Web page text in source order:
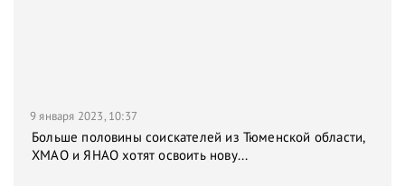
9 января 2023, 10:37
Больше половины соискателей из Тюменской области,
ХМАО и ЯНАО хотят освоить нову...